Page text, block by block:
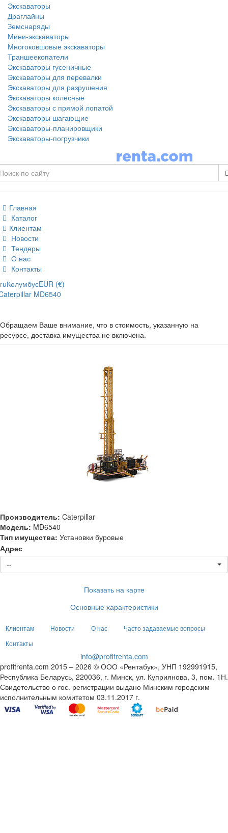
Экскаваторы
Драглайны
Земснаряды
Мини-экскаваторы
Многоковшовые экскаваторы
Траншеекопатели
Экскаваторы гусеничные
Экскаваторы для перевалки
Экскаваторы для разрушения
Экскаваторы колесные
Экскаваторы с прямой лопатой
Экскаваторы шагающие
Экскаваторы-планировщики
Экскаваторы-погрузчики
Главная
Каталог
Клиентам
Новости
Тендеры
О нас
Контакты
ruКолумбусEUR (€)
MD6540
Обращаем Ваше внимание, что в стоимость, указанную на
ресурсе, доставка имущества не включена.
Производитель: Caterpillar
Модель: MD6540
Тип имущества: Установки буровые
Адрес
--
Показать на карте
Основные характеристики
Клиентам Новости О нас
Часто задаваемые вопросы
Контакты
info@profitrenta.com
profitrenta.com 2015 – 2026 © ООО «Рентабук», УНП 192991915,
Республика Беларусь, 220036, г. Минск, ул. Куприянова, 3, пом. 1Н.
Свидетельство о гос. регистрации выдано Минским городским
исполнительным комитетом 03.11.2017 г.